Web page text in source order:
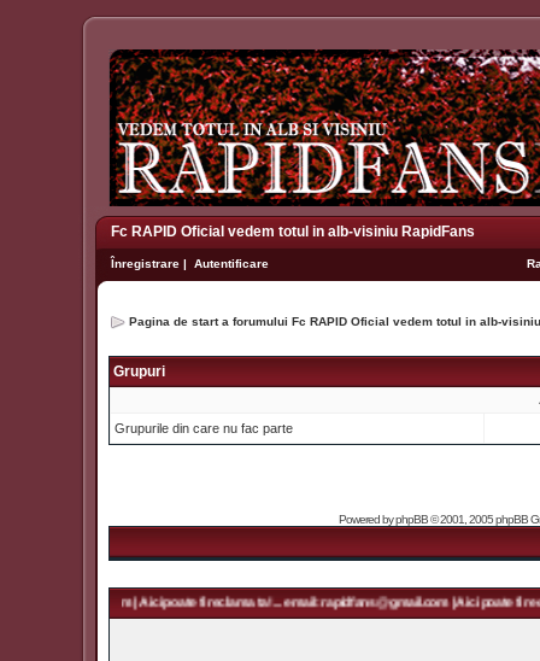
Fc RAPID Oficial vedem totul in alb-visiniu RapidFans
Înregistrare | Autentificare
Pagina de start a forumului Fc RAPID Oficial vedem totul in alb-
Grupuri
Grupurile din care nu fac parte
Powered byphpBB© 2001, 2005 phpBB
| Aici poate fi reclama ta! ... email: rapidfans@gmail.com | Aici poate fi